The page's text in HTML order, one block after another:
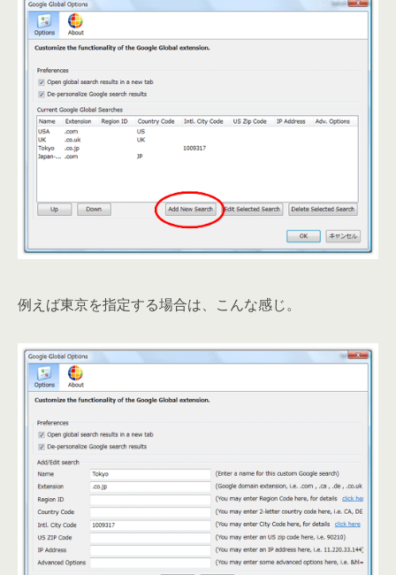
例えば東京を指定する場合は、こんな感じ。